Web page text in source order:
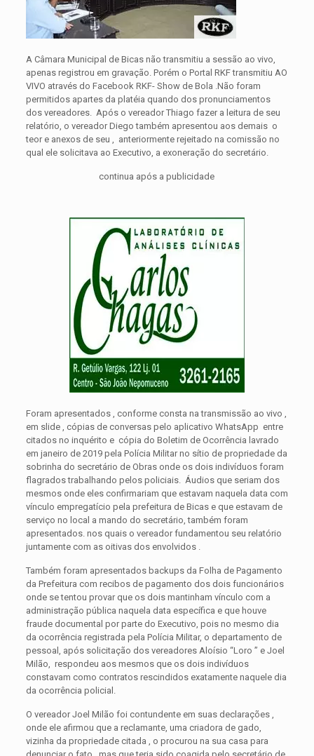
A Câmara Municipal de Bicas não transmitiu a sessão ao vivo,
apenas registrou em gravação. Porém o Portal RKF transmitiu AO
VIVO através do Facebook RKF- Show de Bola .Não foram
permitidos apartes da platéia quando dos pronunciamentos
dos vereadores. Após o vereador Thiago fazer a leitura de seu
relatório, o vereador Diego também apresentou aos demais o
teor e anexos de seu , anteriormente rejeitado na comissão no
qual ele solicitava ao Executivo, a exoneração do secretário.
continua após a publicidade
Foram apresentados , conforme consta na transmissão ao vivo ,
em slide , cópias de conversas pelo aplicativo WhatsApp entre
citados no inquérito e cópia do Boletim de Ocorrência lavrado
em janeiro de 2019 pela Polícia Militar no sítio de propriedade da
sobrinha do secretário de Obras onde os dois indivíduos foram
flagrados trabalhando pelos policiais. Áudios que seriam dos
mesmos onde eles confirmariam que estavam naquela data com
vínculo empregatício pela prefeitura de Bicas e que estavam de
serviço no local a mando do secretário, também foram
apresentados. nos quais o vereador fundamentou seu relatório
juntamente com as oitivas dos envolvidos .
Também foram apresentados backups da Folha de Pagamento
da Prefeitura com recibos de pagamento dos dois funcionários
onde se tentou provar que os dois mantinham vínculo com a
administração pública naquela data específica e que houve
fraude documental por parte do Executivo, pois no mesmo dia
da ocorrência registrada pela Polícia Militar, o departamento de
pessoal, após solicitação dos vereadores Aloísio “Loro ” e Joel
Milão, respondeu aos mesmos que os dois indivíduos
constavam como contratos rescindidos exatamente naquele dia
da ocorrência policial.
O vereador Joel Milão foi contundente em suas declarações ,
onde ele afirmou que a reclamante, uma criadora de gado,
vizinha da propriedade citada , o procurou na sua casa para